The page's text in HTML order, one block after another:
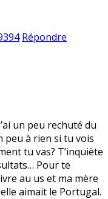
Répondre
un peu rechuté du
peu à rien si tu vois
tu vas? T’inquiète
Pour te
au us et ma mère
aimait le Portugal.